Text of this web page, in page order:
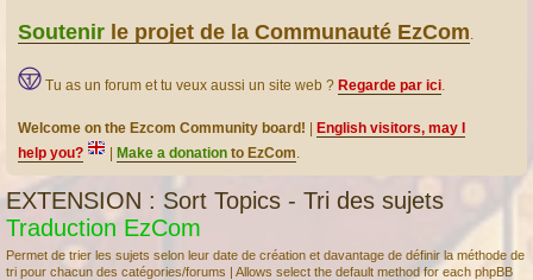
Soutenir le projet de la Communauté EzCom.
Tu as un forum et tu veux aussi un site web ? Regarde par ici.
Welcome on the Ezcom Community board!
English visitors, may I
help you?
Make a donation to EzCom.
EXTENSION : Sort Topics - Tri des sujets
Traduction EzCom
Permet de trier les sujets selon leur date de création et davantage de définir la méthode de
tri pour chacun des catégories/forums | Allows select the default method for each phpBB